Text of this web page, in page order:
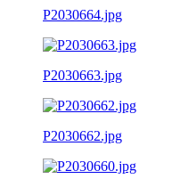
P2030664.jpg
P2030663.jpg
P2030662.jpg